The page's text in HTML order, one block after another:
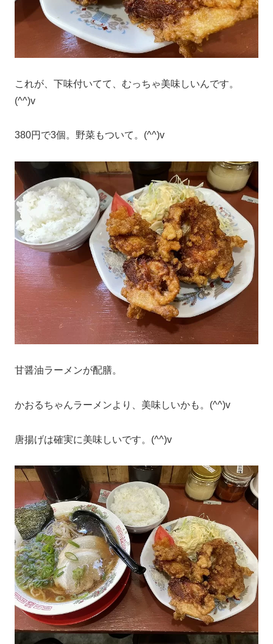
これが、下味付いてて、むっちゃ美味しいんです。
(^^)v
380円で3個。野菜もついて。(^^)v
甘醤油ラーメンが配膳。
かおるちゃんラーメンより、美味しいかも。(^^)v
唐揚げは確実に美味しいです。(^^)v